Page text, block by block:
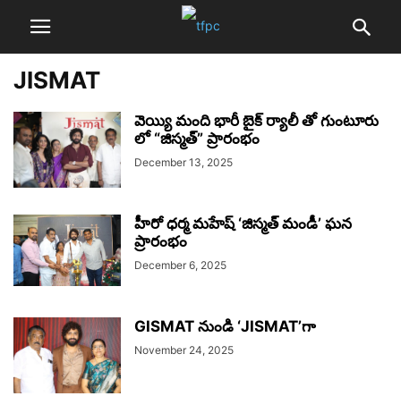
JISMAT
వెయ్యి మంది భారీ బైక్ ర్యాలీ తో గుంటూరు
లో “జిస్మత్” ప్రారంభం
December 13, 2025
హీరో ధర్మ మహేష్ ‘జిస్మత్ మండీ’ ఘన
ప్రారంభం
December 6, 2025
GISMAT నుండి ‘JISMAT’గా
November 24, 2025